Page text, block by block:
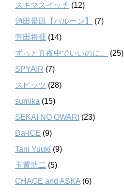
スキマスイッチ (12)
須田景凪【バルーン】
(7)
菅田将暉 (14)
ずっと真夜中でいいのに。
(25)
SPYAIR (7)
スピッツ (28)
sumika (15)
SEKAI NO OWARI (23)
Da-iCE (9)
Tani Yuuki (9)
玉置浩二 (5)
CHAGE and ASKA (6)